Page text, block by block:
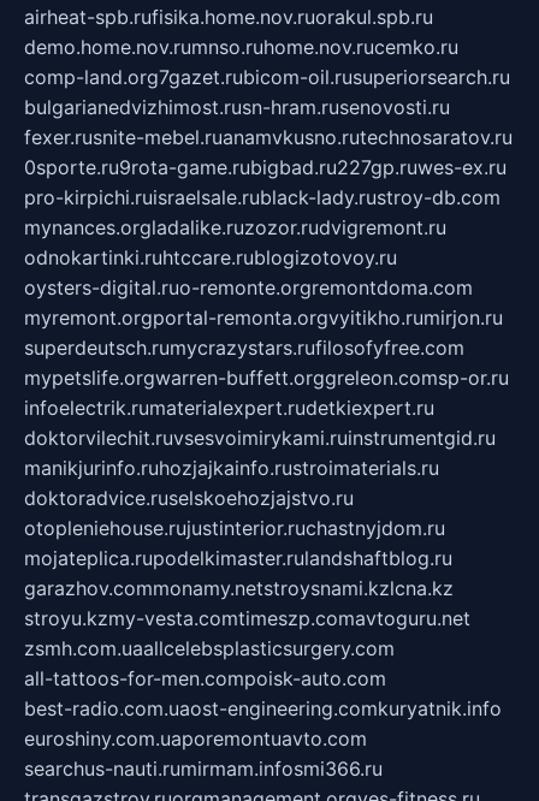
airheat-spb.rufisika.home.nov.ruorakul.spb.ru
demo.home.nov.rumnso.ruhome.nov.rucemko.ru
comp-land.org7gazet.rubicom-oil.rusuperiorsearch.ru
bulgarianedvizhimost.rusn-hram.rusenovosti.ru
fexer.rusnite-mebel.ruanamvkusno.rutechnosaratov.ru
0sporte.ru9rota-game.rubigbad.ru227gp.ruwes-ex.ru
pro-kirpichi.ruisraelsale.rublack-lady.rustroy-db.com
mynances.orgladalike.ruzozor.rudvigremont.ru
odnokartinki.ruhtccare.rublogizotovoy.ru
oysters-digital.ruo-remonte.orgremontdoma.com
myremont.orgportal-remonta.orgvyitikho.rumirjon.ru
superdeutsch.rumycrazystars.rufilosofyfree.com
mypetslife.orgwarren-buffett.orggreleon.comsp-or.ru
infoelectrik.rumaterialexpert.rudetkiexpert.ru
doktorvilechit.ruvsesvoimirykami.ruinstrumentgid.ru
manikjurinfo.ruhozjajkainfo.rustroimaterials.ru
doktoradvice.ruselskoehozjajstvo.ru
otopleniehouse.rujustinterior.ruchastnyjdom.ru
mojateplica.rupodelkimaster.rulandshaftblog.ru
garazhov.commonamy.netstroysnami.kzlcna.kz
stroyu.kzmy-vesta.comtimeszp.comavtoguru.net
zsmh.com.uaallcelebsplasticsurgery.com
all-tattoos-for-men.compoisk-auto.com
best-radio.com.uaost-engineering.comkuryatnik.info
euroshiny.com.uaporemontuavto.com
searchus-nauti.rumirmam.infosmi366.ru